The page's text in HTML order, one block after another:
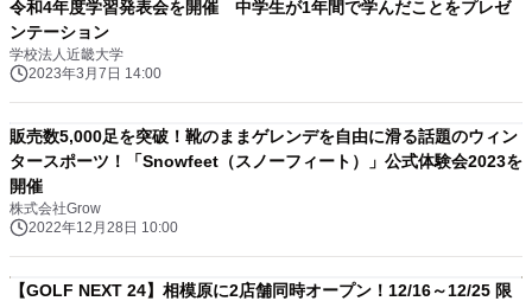
令和4年度学習発表会を開催 中学生が1年間で学んだことをプレゼ
ンテーション
学校法人近畿大学
2023年3月7日 14:00
販売数5,000足を突破！靴のままゲレンデを自由に滑る話題のウィン
タースポーツ！「Snowfeet（スノーフィート）」公式体験会2023を
開催
株式会社Grow
2022年12月28日 10:00
【GOLF NEXT 24】相模原に2店舗同時オープン！12/16～12/25 限